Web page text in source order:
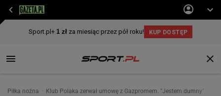
Piłka nożna Klub Polaka zerwał umowę z Gazpromem. "Jestem dumny"